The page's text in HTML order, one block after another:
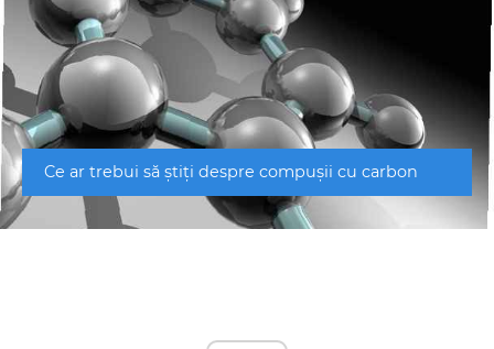
Ce ar trebui să știți despre compușii cu carbon